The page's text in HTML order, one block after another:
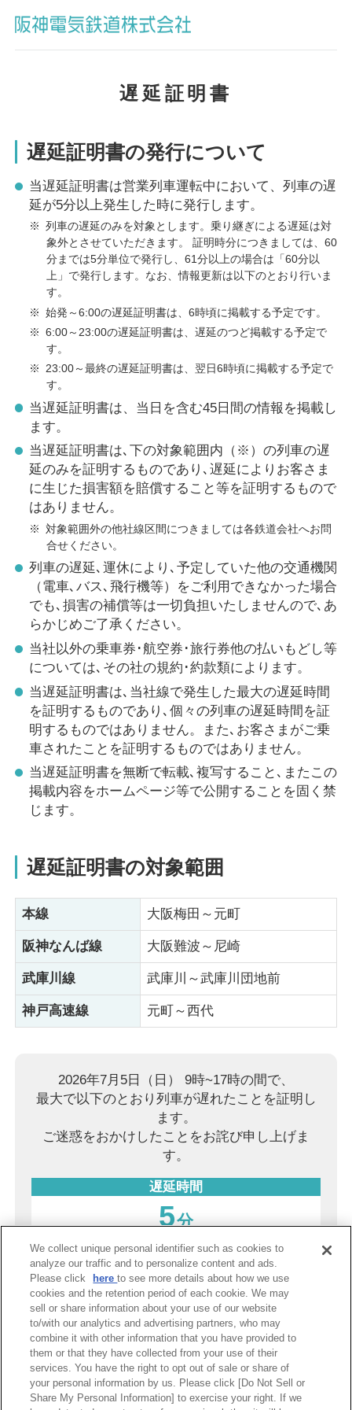
遅延証明書
遅延証明書の発行について
当遅延証明書は営業列車運転中において、列車の遅
延が5分以上発生した時に発行します。
※ 列車の遅延のみを対象とします。乗り継ぎによる遅延は対
象外とさせていただきます。 証明時分につきましては、60
分までは5分単位で発行し、61分以上の場合は「60分以
上」で発行します。なお、情報更新は以下のとおり行いま
す。
※ 始発～6:00の遅延証明書は、6時頃に掲載する予定です。
※ 6:00～23:00の遅延証明書は、遅延のつど掲載する予定で
す。
※
23:00～最終の遅延証明書は、翌日6時頃に掲載する予定で
す。
当遅延証明書は、当日を含む45日間の情報を掲載し
ます。
当遅延証明書は､下の対象範囲内（※）の列車の遅
延のみを証明するものであり､遅延によりお客さま
に生じた損害額を賠償すること等を証明するもので
はありません。
※ 対象範囲外の他社線区間につきましては各鉄道会社へお問
合せください。
列車の遅延､運休により､予定していた他の交通機関
（電車､バス､飛行機等）をご利用できなかった場合
でも､損害の補償等は一切負担いたしませんので､あ
らかじめご了承ください。
当社以外の乗車券･航空券･旅行券他の払いもどし等
については､その社の規約･約款類によります。
当遅延証明書は､当社線で発生した最大の遅延時間
を証明するものであり､個々の列車の遅延時間を証
明するものではありません。また､お客さまがご乗
車されたことを証明するものではありません。
当遅延証明書を無断で転載､複写すること､またこの
掲載内容をホームページ等で公開することを固く禁
じます。
遅延証明書の対象範囲
本線 大阪梅田～元町
阪神なんば線 大阪難波～尼崎
武庫川線 武庫川～武庫川団地前
神戸高速線 元町～西代
2026年7月5日（日） 9時~17時の間で、
最大で以下のとおり列車が遅れたことを証明し
ます。
ご迷惑をおかけしたことをお詫び申し上げま
す。
遅延時間
5分
2026年8月6日（木）
阪神電気鉄道株式会社
PDF表示
We collect unique personal identifier such as cookies to
analyze our traffic and to personalize content and ads.
Please click
hereto see more details about how we use
cookies and the retention period of each cookie. We may
sell or share information about your use of our website
to/with our analytics and advertising partners, who may
combine it with other information that you have provided to
them or that they have collected from your use of their
services. You have the right to opt out of sale or share of
your personal information by us. Please click [Do Not Sell or
Share My Personal Information] to exercise your right. If we